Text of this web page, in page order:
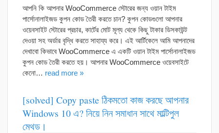
আপনি কি আপনার WooCommerce স্টোরের জন্য ওয়ান টাইম
পার্সোনালাইজড কুপন কোড তৈরী করতে চান? কুপন কোডগুলো আপনার
ওয়েবসাইট স্টোরের প্রচার, কার্টের মোট মূল্য থেকে কিছু টাকার ডিসকাউন্ট
দেওয়া সহ অর্ডার বৃদ্ধি করতে সাহায্য করে। এই আর্টিকেলে আমি আপনাদের
দেখাবো কিভাবে WooCommerce এ একটি ওয়ান টাইম পার্সোনালাইজড
কুপন কোড তৈরী করতে হয়। আপনার WooCommerce ওয়েবসাইটে
কেনো… read more »
[solved] Copy paste ঠিকমতো কাজ করছে আপনার
Windows 10 এ? নিয়ে নিন সমাধান সাথে মাল্টিপুল
মেথড।